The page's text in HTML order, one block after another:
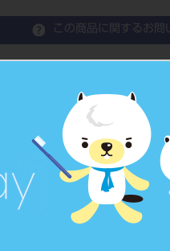
この商品に関するお問
刃メス カーボン
回使用メス用刃
品目コード
JAN/EANコード